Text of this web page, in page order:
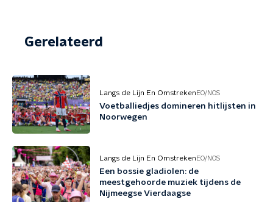
Gerelateerd
Langs de Lijn En Omstreken EO/NOS
Voetballiedjes domineren hitlijsten in
Noorwegen
Langs de Lijn En Omstreken EO/NOS
Een bossie gladiolen: de
meestgehoorde muziek tijdens de
Nijmeegse Vierdaagse